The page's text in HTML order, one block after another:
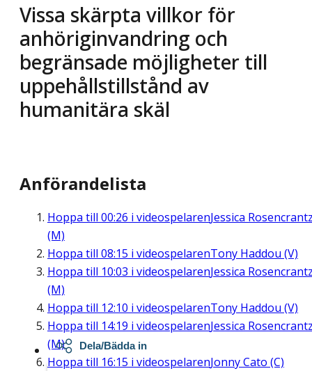
Vissa skärpta villkor för
anhöriginvandring och
begränsade möjligheter till
uppehållstillstånd av
humanitära skäl
Anförandelista
Hoppa till 00:26 i videospelarenJessica
(M)
Hoppa till 08:15 i videospelarenTony Haddou (V)
Hoppa till 10:03 i videospelarenJessica
(M)
Hoppa till 12:10 i videospelarenTony Haddou (V)
Hoppa till 14:19 i videospelarenJessica
(M)
Hoppa till 16:15 i videospelarenJonny Cato (C)
Dela/Bädda in